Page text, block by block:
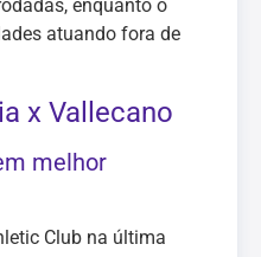
enquanto o
atuando fora de
x Vallecano
melhor
Club na última